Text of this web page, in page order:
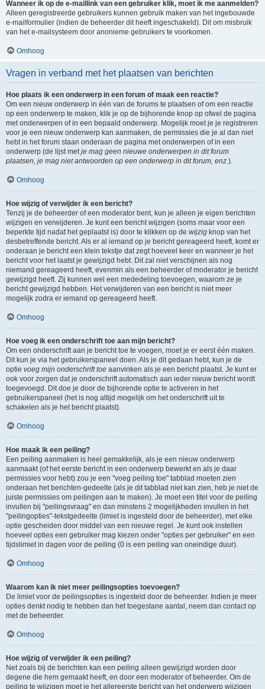
Wanneer ik op de e-maillink van een gebruiker klik, moet ik me aanmelden?
Alleen geregistreerde gebruikers kunnen gebruik maken van het ingebouwde
e-mailformulier (indien de beheerder dit heeft ingeschakeld). Dit om misbruik
van het e-mailsysteem door anonieme gebruikers te voorkomen.
Omhoog
Vragen in verband met het plaatsen van berichten
Hoe plaats ik een onderwerp in een forum of maak een reactie?
Om een nieuw onderwerp in één van de forums te plaatsen of om een reactie
op een onderwerp te maken, klik je op de bijhorende knop op ofwel de pagina
met onderwerpen of in een bepaald onderwerp. Mogelijk moet je je registreren
voor je een nieuw onderwerp kan aanmaken, de permissies die je al dan niet
hebt in het forum staan onderaan de pagina met onderwerpen of in een
onderwerp (de lijst metje mag geen nieuwe onderwerpen in dit forum
plaatsen, je mag niet antwoorden op een onderwerp in dit forum, enz.).
Omhoog
Hoe wijzig of verwijder ik een bericht?
Tenzij je de beheerder of een moderator bent, kun je alleen je eigen berichten
wijzigen en verwijderen. Je kunt een bericht wijzigen (soms maar voor een
beperkte tijd nadat het geplaatst is) door te klikken op de wijzig knop van het
desbetreffende bericht. Als er al iemand op je bericht gereageerd heeft, komt er
onderaan je bericht een klein tekstje dat zegt hoeveel keer en wanneer je het
bericht voor het laatst je gewijzigd hebt. Dit zal niet verschijnen als nog
niemand gereageerd heeft, evenmin als een beheerder of moderator je bericht
gewijzigd heeft. Zij kunnen wel een mededeling toevoegen, waarom ze je
bericht gewijzigd hebben. Het verwijderen van een bericht is niet meer
mogelijk zodra er iemand op gereageerd heeft.
Omhoog
Hoe voeg ik een onderschrift toe aan mijn bericht?
Om een onderschrift aan je bericht toe te voegen, moet je er eerst één maken.
Dit kun je via het gebruikerspaneel doen. Als je dit gedaan hebt, kun je de
optie voeg mijn onderschrift toe aanvinken als je een bericht plaatst. Je kunt er
ook voor zorgen dat je onderschrift automatisch aan ieder nieuw bericht wordt
toegevoegd. Dit doe je door de bijhorende optie te activeren in het
gebruikerspaneel (het is nog altijd mogelijk om het onderschrift uit te
schakelen als je het bericht plaatst).
Omhoog
Hoe maak ik een peiling?
Een peiling aanmaken is heel gemakkelijk, als je een nieuw onderwerp
aanmaakt (of het eerste bericht in een onderwerp bewerkt en als je daar
permissies voor hebt) zou je een "voeg peiling toe" tabblad moeten zien
onderaan het berichten-gedeelte (als je dit tabblad niet kan zien, heb je niet de
juiste permissies om peilingen aan te maken). Je moet een titel voor de peiling
invullen bij "peilingsvraag" en dan minstens 2 mogelijkheden invullen in het
"peilingopties"-tekstgedeelte (limiet is ingesteld door de beheerder), met elke
optie gescheiden door middel van een nieuwe regel. Je kunt ook instellen
hoeveel opties een gebruiker mag kiezen onder "opties per gebruiker" en een
tijdslimiet in dagen voor de peiling (0 is een peiling van oneindige duur).
Omhoog
Waarom kan ik niet meer peilingsopties toevoegen?
De limiet voor de peilingsopties is ingesteld door de beheerder. Indien je meer
opties denkt nodig te hebben dan het toegestane aantal, neem dan contact op
met de beheerder.
Omhoog
Hoe wijzig of verwijder ik een peiling?
Net zoals bij de berichten kan een peiling alleen gewijzigd worden door
degene die hem gemaakt heeft, en door een moderator of beheerder. Om de
peiling te wijzigen moet je het allereerste bericht van het onderwerp wijzigen